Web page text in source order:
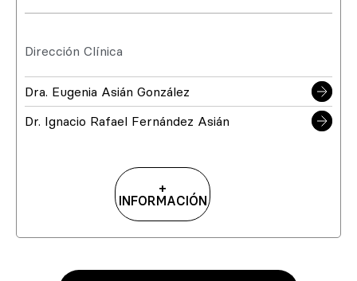
Dirección Clínica
Dra. Eugenia Asián González
Dr. Ignacio Rafael Fernández Asián
+
INFORMACIÓN